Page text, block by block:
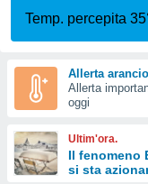
le
di
Web
le
Temp. percepita
Allerta
Allerta
oggi
Ultim'ora.
Il fenomeno
si sta